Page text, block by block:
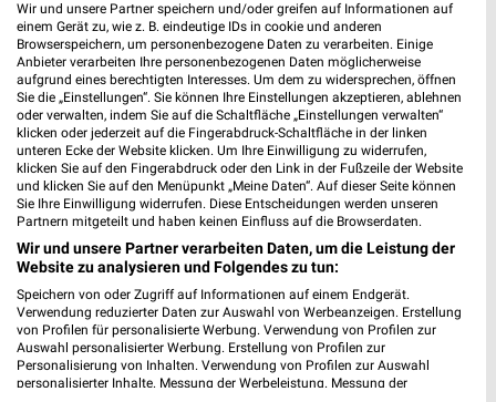
474,39 km • Angebote: 2 Prospekte
Rossmann München
Lerchenstr. 7a
80995 München
Heute 08:00 - 20:00 Uhr | Geschlossen
497,86 km • Angebote: 3 Prospekte
Ernsting's family München
Ingolstädter Straße 170b
80939 München
Heute 09:00 - 20:00 Uhr | Geschlossen
496,99 km
Wir und unsere Partner speichern und/oder greifen auf Informationen auf
einem Gerät zu, wie z. B. eindeutige IDs in cookie und anderen
Browserspeichern, um personenbezogene Daten zu verarbeiten. Einige
Anbieter verarbeiten Ihre personenbezogenen Daten möglicherweise
aufgrund eines berechtigten Interesses. Um dem zu widersprechen, öffnen
Sie die „Einstellungen“. Sie können Ihre Einstellungen akzeptieren, ablehnen
oder verwalten, indem Sie auf die Schaltfläche „Einstellungen verwalten“
klicken oder jederzeit auf die Fingerabdruck-Schaltfläche in der linken
unteren Ecke der Website klicken. Um Ihre Einwilligung zu widerrufen,
klicken Sie auf den Fingerabdruck oder den Link in der Fußzeile der Website
und klicken Sie auf den Menüpunkt „Meine Daten“. Auf dieser Seite können
Sie Ihre Einwilligung widerrufen. Diese Entscheidungen werden unseren
Partnern mitgeteilt und haben keinen Einfluss auf die Browserdaten.
Wir und unsere Partner verarbeiten Daten, um die Leistung der
Website zu analysieren und Folgendes zu tun:
Speichern von oder Zugriff auf Informationen auf einem Endgerät.
Verwendung reduzierter Daten zur Auswahl von Werbeanzeigen. Erstellung
von Profilen für personalisierte Werbung. Verwendung von Profilen zur
Auswahl personalisierter Werbung. Erstellung von Profilen zur
Personalisierung von Inhalten. Verwendung von Profilen zur Auswahl
personalisierter Inhalte. Messung der Werbeleistung. Messung der